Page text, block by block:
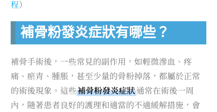
程）
補骨粉發炎症狀有哪些？
補骨手術後，一些常見的副作用，如輕微滲血、疼
痛、瘀青、腫脹，甚至少量的骨粉掉落，都屬於正常
的術後現象。這些補骨粉發炎症狀通常在術後一周
內，隨著患者良好的護理和適當的不適緩解措施，會